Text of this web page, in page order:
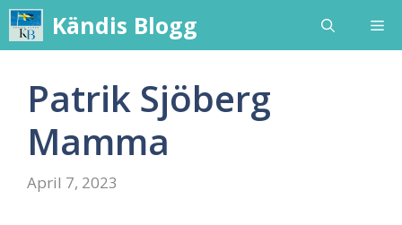
Skip
to
content
Kändis Blogg
Patrik Sjöberg
Mamma
April 7, 2023